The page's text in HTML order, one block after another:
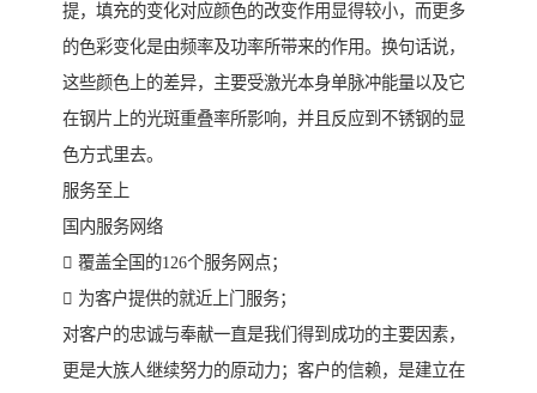
提，填充的变化对应颜色的改变作用显得较小，而更多
的色彩变化是由频率及功率所带来的作用。换句话说，
这些颜色上的差异，主要受激光本身单脉冲能量以及它
在钢片上的光斑重叠率所影响，并且反应到不锈钢的显
色方式里去。
服务至上
国内服务网络
 覆盖全国的126个服务网点；
 为客户提供的就近上门服务；
对客户的忠诚与奉献一直是我们得到成功的主要因素，
更是大族人继续努力的原动力；客户的信赖，是建立在